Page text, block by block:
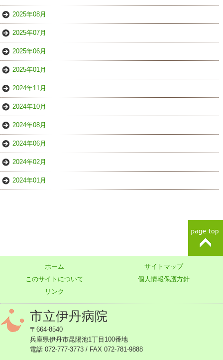
2025年08月
2025年07月
2025年06月
2025年01月
2024年11月
2024年10月
2024年08月
2024年06月
2024年02月
2024年01月
ホーム
サイトマップ
このサイトについて
個人情報保護方針
リンク
市立伊丹病院
〒664-8540
兵庫県伊丹市昆陽池1丁目100番地
電話 072-777-3773 / FAX 072-781-9888